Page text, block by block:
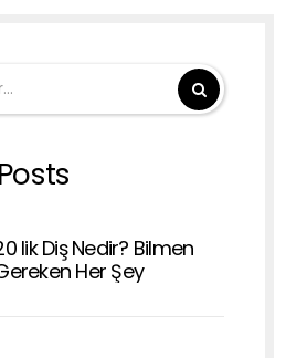
lik Diş Nedir? Bilmen
Her Şey